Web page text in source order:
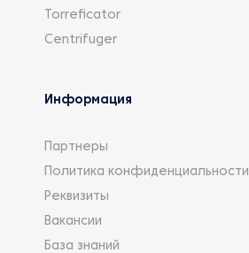
Torreficator
Centrifuger
Информация
Партнеры
Политика конфиденциальности
Реквизиты
Вакансии
База знаний